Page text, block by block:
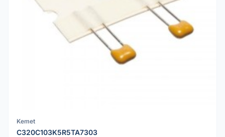
Kemet
C320C103K5R5TA7303